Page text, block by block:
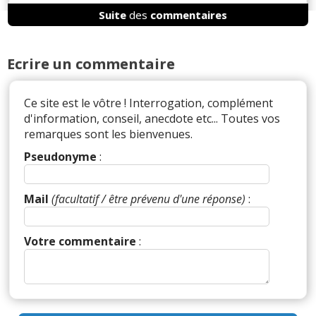
Il y a1réaction(s) sur ce commentaire :
ParAdmin
ADMINISTRATEUR DU SITE
tient plus ici du détail il me semble, et ça semble
bien mieux réalisé que chez le lion car les
affichages sont situés bien plus loin.
Réagir à ce commentaire
(Votre post sera visible sous le commentaire)
02-01 13:53:20)
Suitedes commentaires
Ecrire un commentaire
Ce site est le vôtre ! Interrogation, complément
d'information, conseil, anecdote etc... Toutes vos
remarques sont les bienvenues.
Pseudonyme :
Mail (facultatif / être prévenu d'une réponse) :
Votre commentaire :